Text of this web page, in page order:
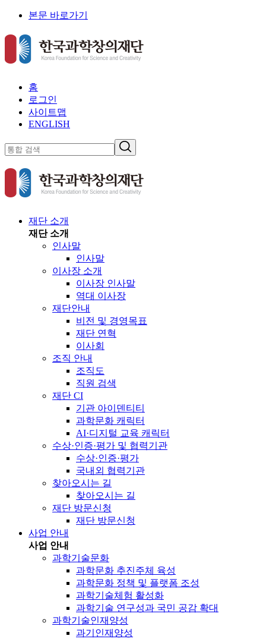
본문 바로가기
홈
로그인
사이트맵
ENGLISH
재단 소개
재단 소개
인사말
인사말
이사장 소개
이사장 인사말
역대 이사장
재단안내
비전 및 경영목표
재단 연혁
이사회
조직 안내
조직도
직원 검색
재단 CI
기관 아이덴티티
과학문화 캐릭터
AI·디지털 교육 캐릭터
수상·인증·평가 및 협력기관
수상·인증·평가
국내외 협력기관
찾아오시는 길
찾아오시는 길
재단 방문신청
재단 방문신청
사업 안내
사업 안내
과학기술문화
과학문화 추진주체 육성
과학문화 정책 및 플랫폼 조성
과학기술체험 활성화
과학기술 연구성과 국민 공감 확대
과학기술인재양성
과기인재양성